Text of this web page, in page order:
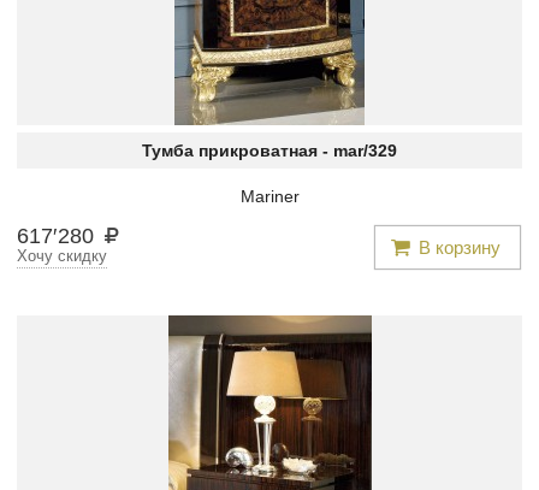
Тумба прикроватная - mar/329
Mariner
617′280 В корзину
Хочу скидку